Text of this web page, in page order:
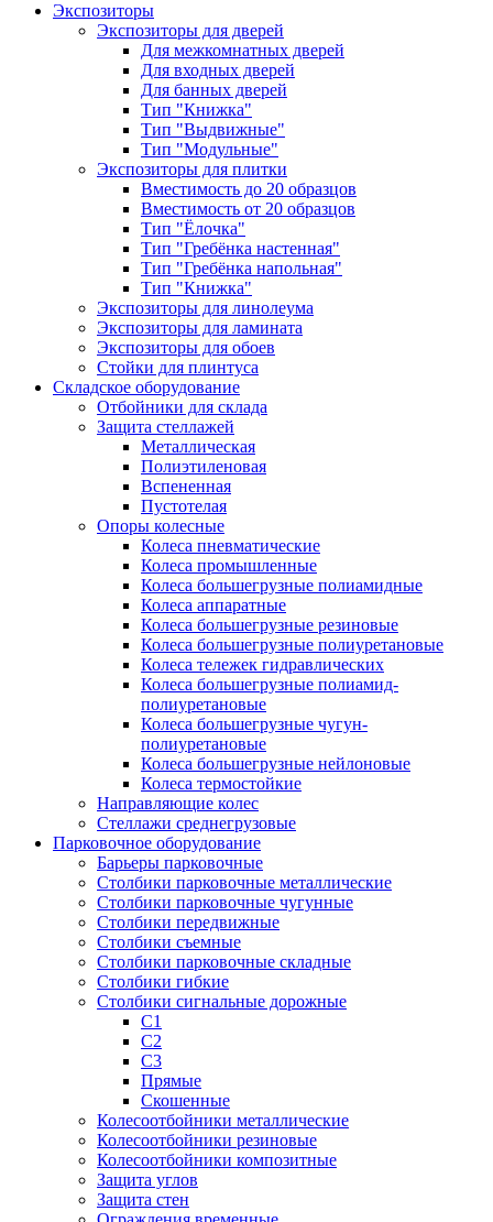
Экспозиторы
Экспозиторы для дверей
Для межкомнатных дверей
Для входных дверей
Для банных дверей
Тип "Книжка"
Тип "Выдвижные"
Тип "Модульные"
Экспозиторы для плитки
Вместимость до 20 образцов
Вместимость от 20 образцов
Тип "Ёлочка"
Тип "Гребёнка настенная"
Тип "Гребёнка напольная"
Тип "Книжка"
Экспозиторы для линолеума
Экспозиторы для ламината
Экспозиторы для обоев
Стойки для плинтуса
Складское оборудование
Отбойники для склада
Защита стеллажей
Металлическая
Полиэтиленовая
Вспененная
Пустотелая
Опоры колесные
Колеса пневматические
Колеса промышленные
Колеса большегрузные полиамидные
Колеса аппаратные
Колеса большегрузные резиновые
Колеса большегрузные полиуретановые
Колеса тележек гидравлических
Колеса большегрузные полиамид-
полиуретановые
Колеса большегрузные чугун-
полиуретановые
Колеса большегрузные нейлоновые
Колеса термостойкие
Направляющие колес
Стеллажи среднегрузовые
Парковочное оборудование
Барьеры парковочные
Столбики парковочные металлические
Столбики парковочные чугунные
Столбики передвижные
Столбики съемные
Столбики парковочные складные
Столбики гибкие
Столбики сигнальные дорожные
С1
С2
С3
Прямые
Скошенные
Колесоотбойники металлические
Колесоотбойники резиновые
Колесоотбойники композитные
Защита углов
Защита стен